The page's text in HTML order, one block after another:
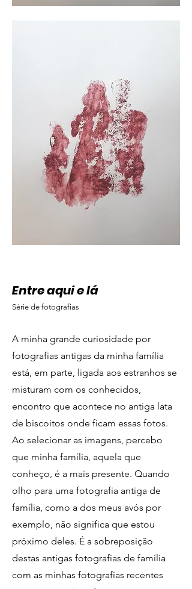
Entre aqui e lá
Série de fotografias
A minha grande curiosidade por
fotografias antigas da minha família
está, em parte, ligada aos estranhos se
misturam com os conhecidos,
encontro que acontece no antiga lata
de biscoitos onde ficam essas fotos.
Ao selecionar as imagens, percebo
que minha família, aquela que
conheço, é a mais presente. Quando
olho para uma fotografia antiga de
família, como a dos meus avós por
exemplo, não significa que estou
próximo deles. É a sobreposição
destas antigas fotografias de família
com as minhas fotografias recentes